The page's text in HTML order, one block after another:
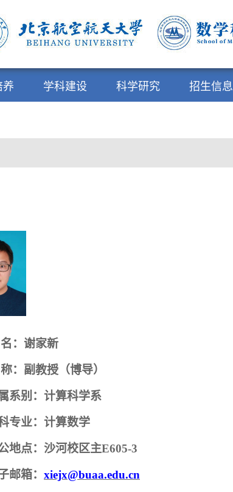
养 学科建设 科学研究 招生信息
名：谢家新
称：副教授（博导）
系别：计算科学系
专业：计算数学
地点：沙河校区主E605-3
邮箱： xiejx@buaa.edu.cn